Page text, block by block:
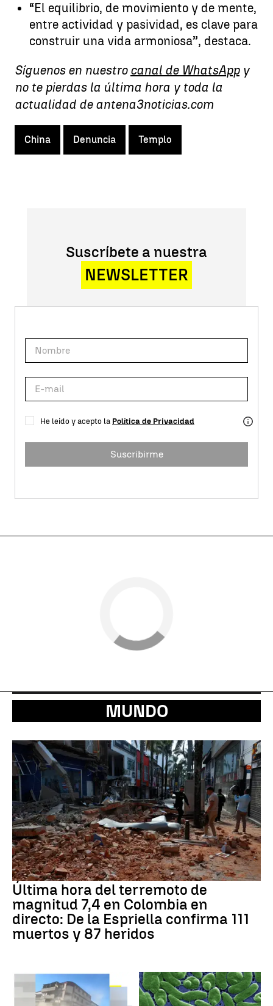
“El equilibrio, de movimiento y de mente,
entre actividad y pasividad, es clave para
construir una vida armoniosa”, destaca.
Síguenos en nuestro canal de WhatsAppy
no te pierdas la última hora y toda la
actualidad de antena3noticias.com
China Denuncia Templo
Suscríbete a nuestra
NEWSLETTER
He leído y acepto la Política de Privacidad
Suscribirme
MUNDO
Última hora del terremoto de
magnitud 7,4 en Colombia en
directo: De la Espriella confirma 111
muertos y 87 heridos